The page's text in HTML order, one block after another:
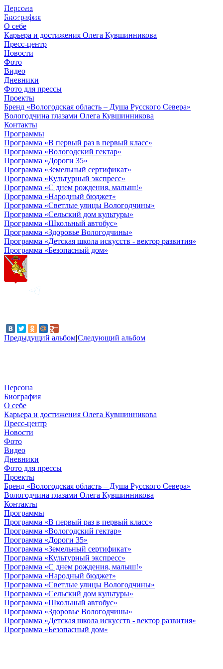
Персона
Биография
О себе
Карьера и достижения Олега Кувшинникова
Пресс-центр
Новости
Фото
Видео
Дневники
Фото для прессы
Проекты
Бренд «Вологодская область – Душа Русского Севера»
Вологодчина глазами Олега Кувшинникова
Контакты
Программы
Программа «В первый раз в первый класс»
Программа «Вологодский гектар»
Программа «Дороги 35»
Программа «Земельный сертификат»
Программа «Культурный экспресс»
Программа «С днем рождения, малыш!»
Программа «Народный бюджет»
Программа «Светлые улицы Вологодчины»
Программа «Сельский дом культуры»
Программа «Школьный автобус»
Программа «Здоровье Вологодчины»
Программа «Детская школа искусств - вектор развития»
Программа «Безопасный дом»
Предыдущий альбом|Следующий альбом
© 2012 - 2023,
КУВШИННИКОВ О.А.
Персона
Биография
О себе
Карьера и достижения Олега Кувшинникова
Пресс-центр
Новости
Фото
Видео
Дневники
Фото для прессы
Проекты
Бренд «Вологодская область – Душа Русского Севера»
Вологодчина глазами Олега Кувшинникова
Контакты
Программы
Программа «В первый раз в первый класс»
Программа «Вологодский гектар»
Программа «Дороги 35»
Программа «Земельный сертификат»
Программа «Культурный экспресс»
Программа «С днем рождения, малыш!»
Программа «Народный бюджет»
Программа «Светлые улицы Вологодчины»
Программа «Сельский дом культуры»
Программа «Школьный автобус»
Программа «Здоровье Вологодчины»
Программа «Детская школа искусств - вектор развития»
Программа «Безопасный дом»